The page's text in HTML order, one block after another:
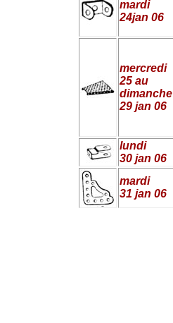
mardi
24jan 06
mercredi
25 au
dimanche
29 jan 06
lundi
30 jan 06
mardi
31 jan 06